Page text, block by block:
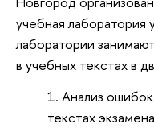
учебная лаборатория
лаборатории
в учебных текстах в
Анализ
текстах